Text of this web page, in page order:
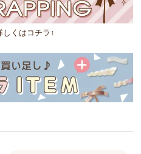
くはコチラ↑